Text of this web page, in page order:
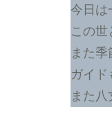
今日は
この
また
ガイ
また